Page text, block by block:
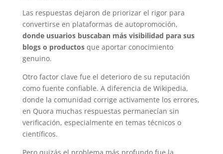
Las respuestas dejaron de priorizar el rigor para
convertirse en plataformas de autopromoción,
donde usuarios buscaban más visibilidad para sus
blogs o productosque aportar conocimiento
genuino.
Otro factor clave fue el deterioro de su reputación
como fuente confiable. A diferencia de Wikipedia,
donde la comunidad corrige activamente los errores,
en Quora muchas respuestas permanecían sin
verificación, especialmente en temas técnicos o
científicos.